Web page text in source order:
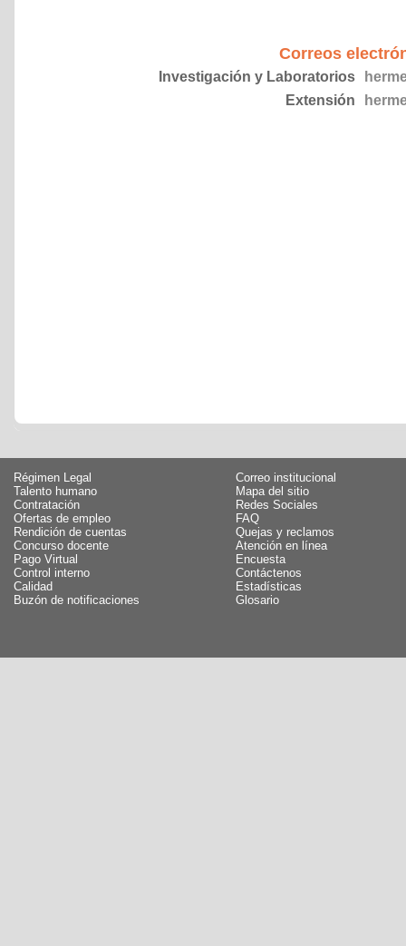
Correos
Investigación y Laboratorios
Extensión
Régimen Legal
Talento humano
Contratación
Ofertas de empleo
Rendición de cuentas
Concurso docente
Pago Virtual
Control interno
Calidad
Buzón de notificaciones
Correo institucional
Mapa del sitio
Redes Sociales
FAQ
Quejas y reclamos
Atención en línea
Encuesta
Contáctenos
Estadísticas
Glosario